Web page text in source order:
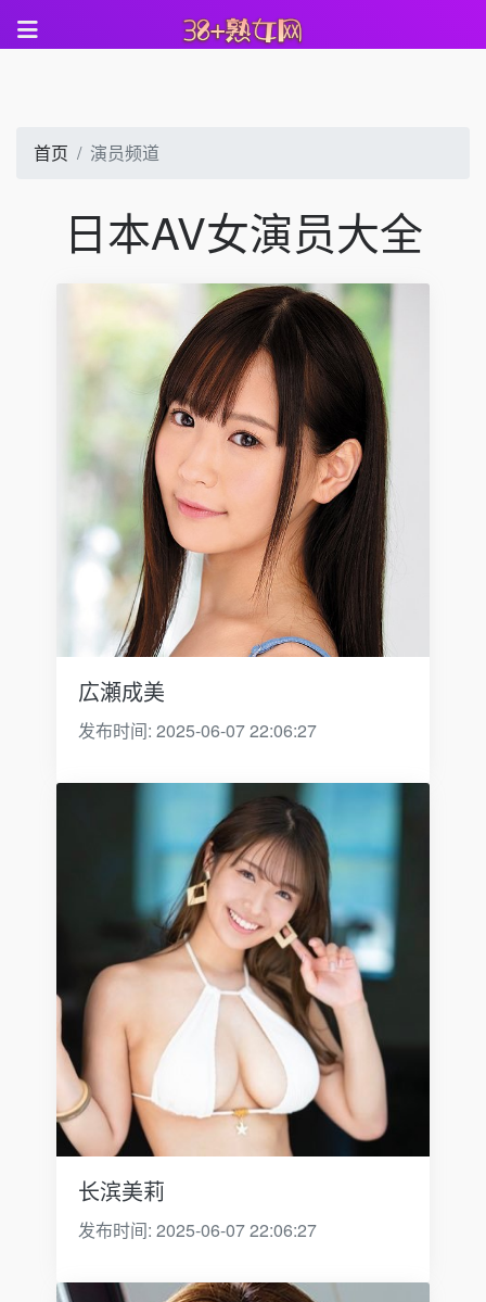
首页 演员频道
日本AV女演员大全
広瀬成美
发布时间: 2025-06-07 22:06:27
长滨美莉
发布时间: 2025-06-07 22:06:27